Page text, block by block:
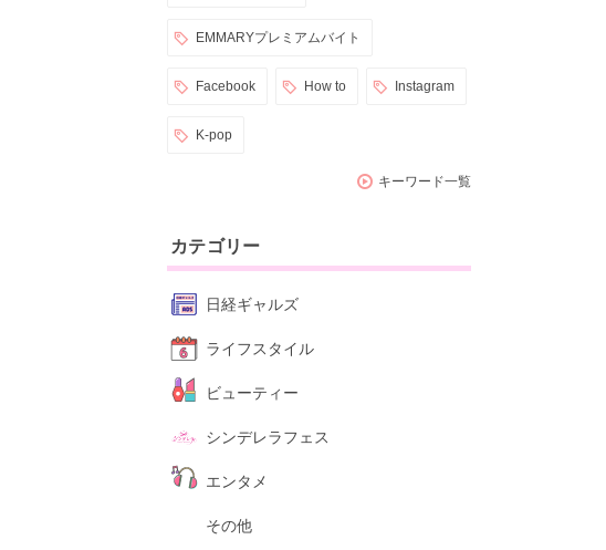
EMMARYプレミアムバイト
Facebook How to Instagram
K-pop
キーワード一覧
カテゴリー
日経ギャルズ
ライフスタイル
ビューティー
シンデレラフェス
エンタメ
その他